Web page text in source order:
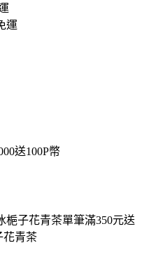
運
送100P幣
梔子花青茶單筆滿350元送
花青茶